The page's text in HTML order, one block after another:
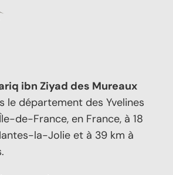
ibn Ziyad des Mureaux
le département des Yvelines
de-France, en France, à 18
la-Jolie et à 39 km à